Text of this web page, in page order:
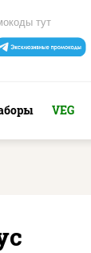
тут
VEG